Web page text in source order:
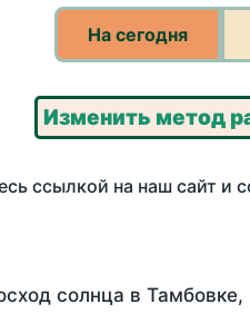
На сегодня
Изменить метод
ссылкой на наш сайт и
солнца в